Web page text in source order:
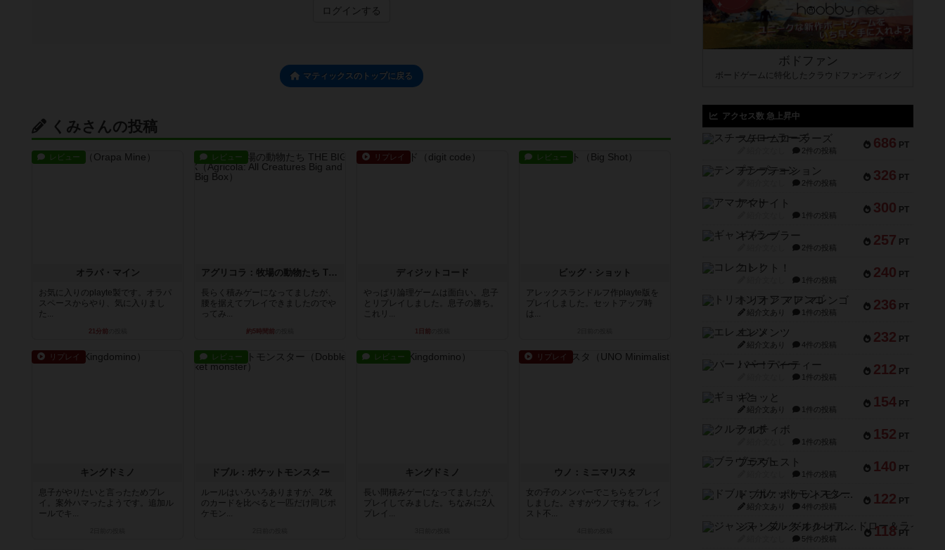
ログインする
マティックスのトップに戻る
くみさんの投稿
レビュー
オラパ・マイン
お気に入りのplayte製です。オラパ
スペースからやり、気に入りまし
た...
21分前
レビュー
アグリコラ：牧場の動物たち THE BIG BOX
長らく積みゲーになってましたが、
腰を据えてプレイできましたのでや
ってみ...
約5時間前
リプレイ
ディジットコード
やっぱり論理ゲームは面白い。息子
とリプレイしました。息子の勝ち。
これリ...
1日前
レビュー
ビッグ・ショット
アレックスランドルフ作playte版を
プレイしました。セットアップ時
は...
リプレイ
キングドミノ
息子がやりたいと言ったためプレ
イ。案外ハマったようです。追加ル
ールでキ...
レビュー
ドブル：ポケットモンスター
ルールはいろいろありますが、2枚
のカードを比べると一匹だけ同じポ
ケモン...
レビュー
キングドミノ
長い間積みゲーになってましたが、
プレイしてみました。ちなみに2人
プレイ...
リプレイ
ウノ：ミニマリスタ
女の子のメンバーでこちらをプレイ
しました。さすがウノですね。イン
スト不...
ボドファン
ボードゲームに特化したクラウドファンディング
アクセス数 急上昇中
686 PT
スチームローラーズ
2件の投稿
326 PT
テンプテーション
2件の投稿
300 PT
アマナイト
1件の投稿
257 PT
ギャンブラー
2件の投稿
240 PT
コレクト！
1件の投稿
236 PT
トリオンフ ア マレンゴ
紹介文あり 1件の投稿
232 PT
エレメンツ
紹介文あり 4件の投稿
212 PT
バー！パーティー
1件の投稿
154 PT
ギョッと
紹介文あり 1件の投稿
152 PT
クルティボ
1件の投稿
140 PT
ブラヴェスト
1件の投稿
122 PT
ドブル：ポケットモンスター
紹介文あり 4件の投稿
118 PT
ジャンヌ・ダルク-オルレアン ドロー＆ライト
5件の投稿